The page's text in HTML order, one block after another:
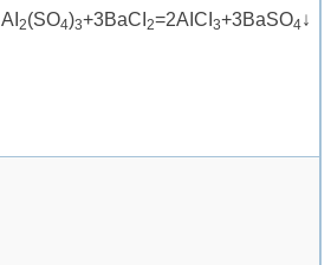
АІ 2(SO4)3+3BaCI 2=2AICI 3+3BaSO4↓